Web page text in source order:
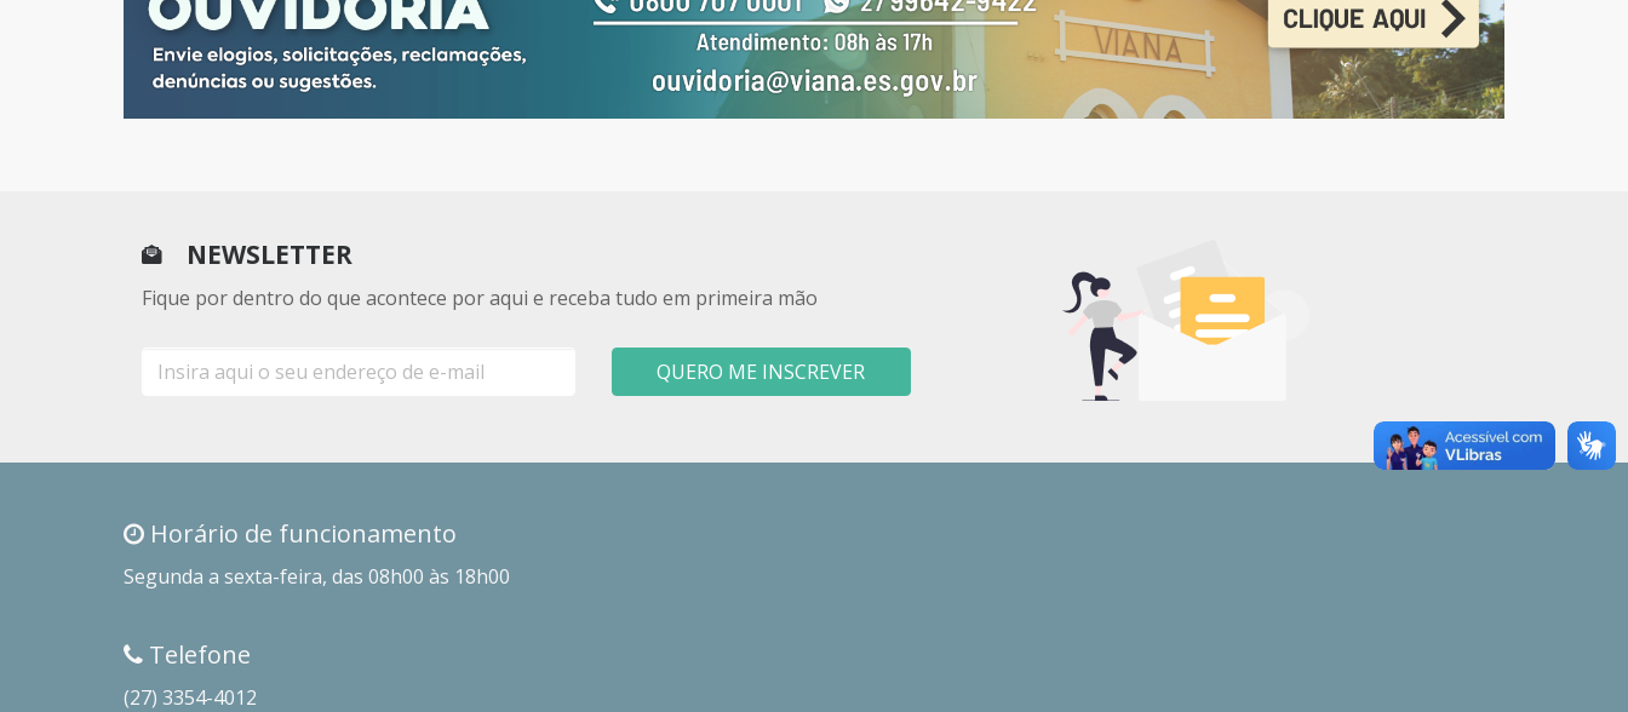
NEWSLETTER
Fique por dentro do que acontece por aqui e receba tudo em primeira mão
mail
QUERO ME INSCREVER
Horário de funcionamento
Segunda a sexta-feira, das 08h00 às 18h00
Telefone
(27) 3354-4012